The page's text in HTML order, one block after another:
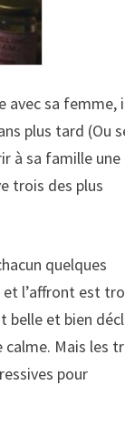
avec sa femme,
plus tard (Ou
à sa famille une
trois des plus
quelques
et l’affront est
belle et bien
Mais les
pour